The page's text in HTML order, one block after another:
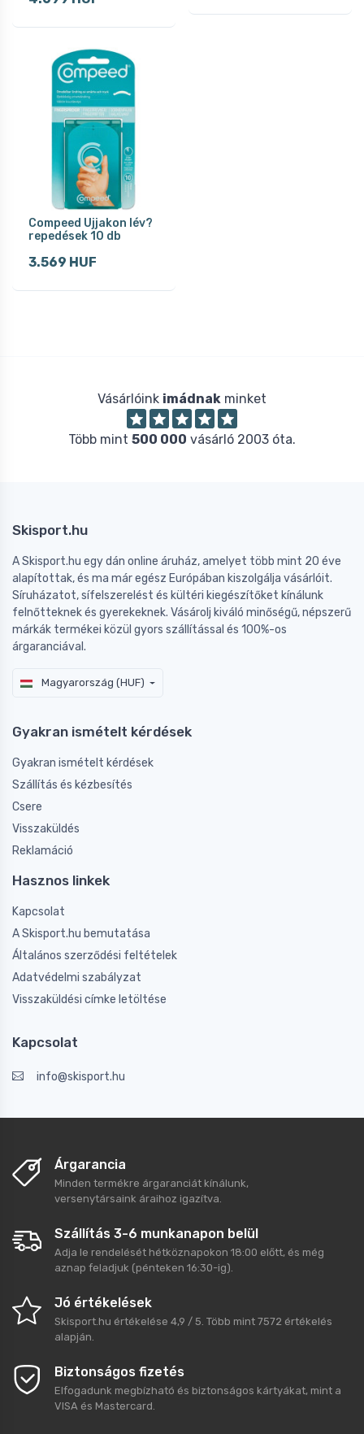
Compeed Ujjakon lév?
repedések 10 db
3.569 HUF
Vásárlóink imádnak minket
Több mint 500 000 vásárló 2003 óta.
Skisport.hu
A Skisport.hu egy dán online áruház, amelyet több mint 20 éve
alapítottak, és ma már egész Európában kiszolgálja vásárlóit.
Síruházatot, sífelszerelést és kültéri kiegészítőket kínálunk
felnőtteknek és gyerekeknek. Vásárolj kiváló minőségű, népszerű
márkák termékei közül gyors szállítással és 100%-os
árgaranciával.
Magyarország (HUF)
Gyakran ismételt kérdések
Gyakran ismételt kérdések
Szállítás és kézbesítés
Csere
Visszaküldés
Reklamáció
Hasznos linkek
Kapcsolat
A Skisport.hu bemutatása
Általános szerződési feltételek
Adatvédelmi szabályzat
Visszaküldési címke letöltése
Kapcsolat
info@skisport.hu
Árgarancia
Minden termékre árgaranciát kínálunk,
versenytársaink áraihoz igazítva.
Szállítás 3-6 munkanapon belül
Adja le rendelését hétköznapokon 18:00 előtt, és még
aznap feladjuk (pénteken 16:30-ig).
Jó értékelések
Skisport.hu értékelése 4,9 / 5. Több mint 7572 értékelés
alapján.
Biztonságos fizetés
Elfogadunk megbízható és biztonságos kártyákat, mint a
VISA és Mastercard.